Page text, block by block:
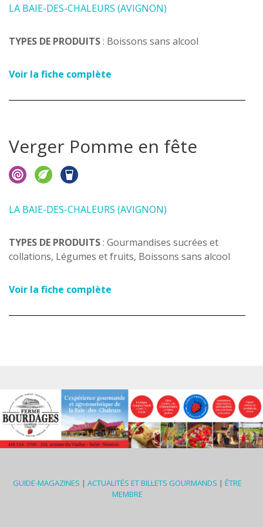
LA BAIE-DES-CHALEURS (AVIGNON)
TYPES DE PRODUITS: Boissons sans alcool
Voir la fiche complète
Verger Pomme en fête
LA BAIE-DES-CHALEURS (AVIGNON)
TYPES DE PRODUITS: Gourmandises sucrées et
collations, Légumes et fruits, Boissons sans alcool
Voir la fiche complète
GUIDE-MAGAZINES | ACTUALITÉS ET BILLETS GOURMANDS | ÊTRE
MEMBRE